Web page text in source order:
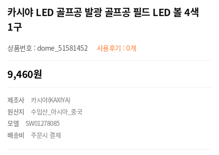
카시야 LED 골프공 발광 골프공 필드 LED 볼 4색
1구
상품번호 : dome_51581452 사용후기 : 0개
9,460원
제조사
카시야(KAXIYA)
원산지
수입산_아시아_중국
모델
SW01278085
배송비
주문시 결제